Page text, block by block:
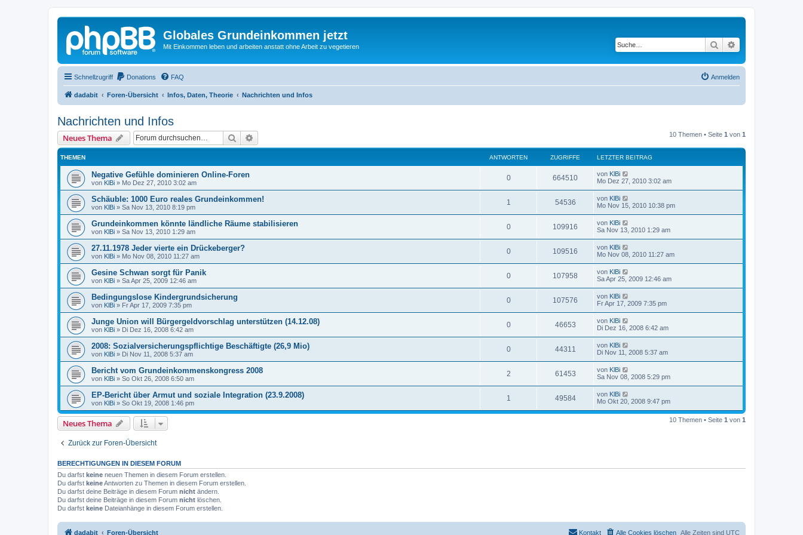
Globales Grundeinkommen jetzt
Mit Einkommen leben und arbeiten anstatt ohne Arbeit zu vegetieren Suche
Schnellzugriff Donations FAQ Anmelden
dadabit Foren-Übersicht Infos, Daten, Theorie Nachrichten und Infos
Nachrichten und Infos
Neues Thema Suche 10 Themen • Seite 1 von 1
THEMEN ANTWORTEN ZUGRIFFE LETZTER BEITRAG
Negative Gefühle dominieren Online-Foren
von KlBi » Mo Dez 27, 2010 3:02 am
0 664510 von KlBi
Mo Dez 27, 2010 3:02 am
Schäuble: 1000 Euro reales Grundeinkommen!
von KlBi » Sa Nov 13, 2010 8:19 pm
1 54536 von KlBi
Mo Nov 15, 2010 10:38 pm
Grundeinkommen könnte ländliche Räume stabilisieren
von KlBi » Sa Nov 13, 2010 1:29 am
0 109916 von KlBi
Sa Nov 13, 2010 1:29 am
27.11.1978 Jeder vierte ein Drückeberger?
von KlBi » Mo Nov 08, 2010 11:27 am
0 109516 von KlBi
Mo Nov 08, 2010 11:27 am
Gesine Schwan sorgt für Panik
von KlBi » Sa Apr 25, 2009 12:46 am
0 107958 von KlBi
Sa Apr 25, 2009 12:46 am
Bedingungslose Kindergrundsicherung
von KlBi » Fr Apr 17, 2009 7:35 pm
0 107576 von KlBi
Fr Apr 17, 2009 7:35 pm
Junge Union will Bürgergeldvorschlag unterstützen (14.12.08)
von KlBi » Di Dez 16, 2008 6:42 am
0 46653 von KlBi
Di Dez 16, 2008 6:42 am
2008: Sozialversicherungspflichtige Beschäftigte (26,9 Mio)
von KlBi » Di Nov 11, 2008 5:37 am
0 44311 von KlBi
Di Nov 11, 2008 5:37 am
Bericht vom Grundeinkommenskongress 2008
von KlBi » So Okt 26, 2008 6:50 am
2 61453 von KlBi
Sa Nov 08, 2008 5:29 pm
EP-Bericht über Armut und soziale Integration (23.9.2008)
von KlBi » So Okt 19, 2008 1:46 pm
1 49584 von KlBi
Mo Okt 20, 2008 9:47 pm
Neues Thema 10 Themen • Seite 1 von 1
Zurück zur Foren-Übersicht
BERECHTIGUNGEN IN DIESEM FORUM
Du darfst keine neuen Themen in diesem Forum erstellen.
Du darfst keineAntworten zu Themen in diesem Forum erstellen.
Du darfst deine Beiträge in diesem Forum nicht ändern.
Du darfst deine Beiträge in diesem Forum nicht löschen.
Du darfst keine Dateianhänge in diesem Forum erstellen.
dadabit Foren-Übersicht Alle Zeiten sind UTC
Alle Cookies löschen
Kontakt